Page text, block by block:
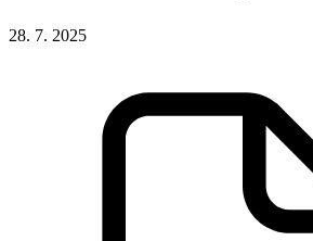
28. 7. 2025